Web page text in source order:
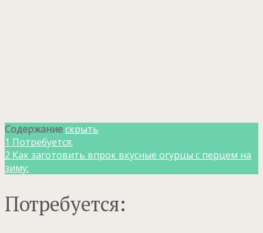
Содержаниескрыть
1 Потребуется:
2 Как заготовить впрок вкусные огурцы с перцем на
зиму:
Потребуется: